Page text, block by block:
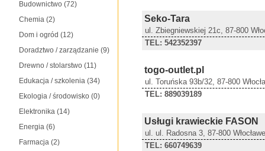
Budownictwo (72)
Chemia (2)
Dom i ogród (12)
Doradztwo / zarządzanie (9)
Drewno / stolarstwo (11)
Edukacja / szkolenia (34)
Ekologia / środowisko (0)
Elektronika (14)
Energia (6)
Farmacja (2)
Seko-Tara
ul. Zbiegniewskiej 21c, 87-800
TEL: 542352397
togo-outlet.pl
ul. Toruńska 93b/32, 87-800
TEL: 889039189
Usługi krawieckie FASON
ul. ul. Radosna 3, 87-800
TEL: 660749639